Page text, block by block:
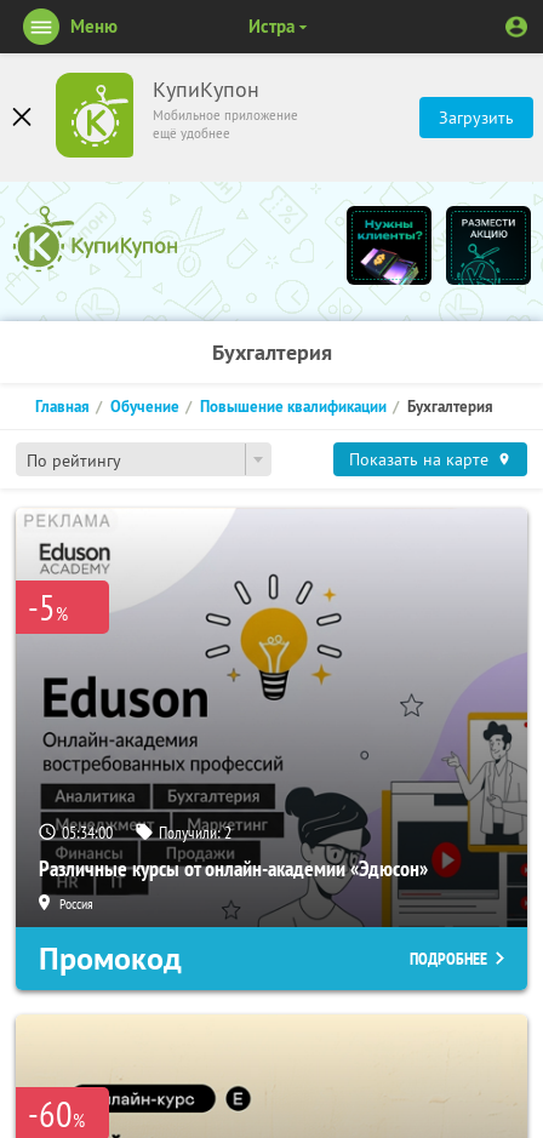
КупиКупон
Мобильное приложение
ещё удобнее
Загрузить
Меню Истра
Бухгалтерия
По рейтингу
Главная Обучение Повышение квалификации Бухгалтерия
Показать на карте
-5%
05:34:00 Получили:2
Различные курсы от онлайн-академии «Эдюсон»
Россия
Промокод ПОДРОБНЕЕ
-60%